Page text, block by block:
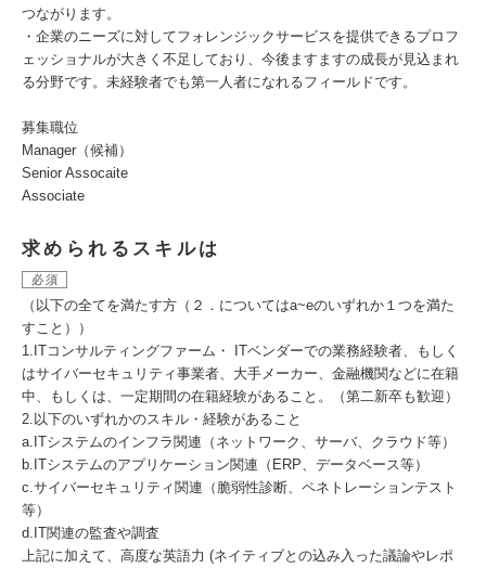
つながります。
・企業のニーズに対してフォレンジックサービスを提供できるプロフ
ェッショナルが大きく不足しており、今後ますますの成長が見込まれ
る分野です。未経験者でも第一人者になれるフィールドです。
募集職位
Manager（候補）
Senior Assocaite
Associate
求められるスキルは
必須
（以下の全てを満たす方（２．についてはa~eのいずれか１つを満た
すこと））
1.ITコンサルティングファーム・ ITベンダーでの業務経験者、もしく
はサイバーセキュリティ事業者、大手メーカー、金融機関などに在籍
中、もしくは、一定期間の在籍経験があること。（第二新卒も歓迎）
2.以下のいずれかのスキル・経験があること
a.ITシステムのインフラ関連（ネットワーク、サーバ、クラウド等）
b.ITシステムのアプリケーション関連（ERP、データベース等）
c.サイバーセキュリティ関連（脆弱性診断、ペネトレーションテスト
等）
d.IT関連の監査や調査
上記に加えて、高度な英語力 (ネイティブとの込み入った議論やレポ